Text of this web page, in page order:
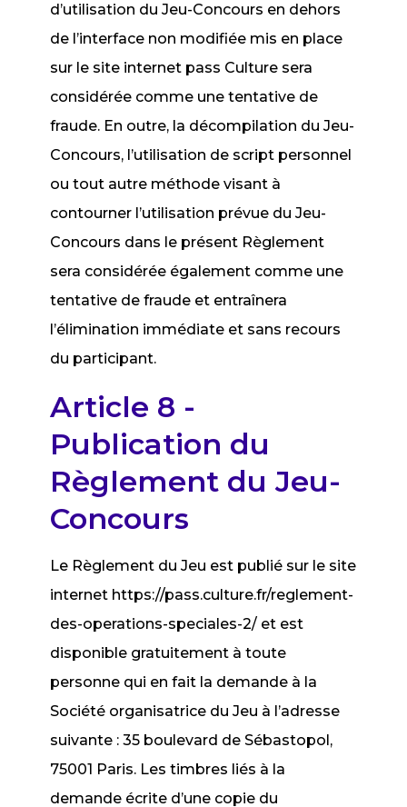
d’utilisation du Jeu-Concours en dehors
de l’interface non modifiée mis en place
sur le site internet pass Culture sera
considérée comme une tentative de
fraude. En outre, la décompilation du Jeu-
Concours, l’utilisation de script personnel
ou tout autre méthode visant à
contourner l’utilisation prévue du Jeu-
Concours dans le présent Règlement
sera considérée également comme une
tentative de fraude et entraînera
l’élimination immédiate et sans recours
du participant.
Article 8 -
Publication du
Règlement du Jeu-
Concours
Le Règlement du Jeu est publié sur le site
internet https://pass.culture.fr/reglement-
des-operations-speciales-2/ et est
disponible gratuitement à toute
personne qui en fait la demande à la
Société organisatrice du Jeu à l’adresse
suivante : 35 boulevard de Sébastopol,
75001 Paris. Les timbres liés à la
demande écrite d’une copie du